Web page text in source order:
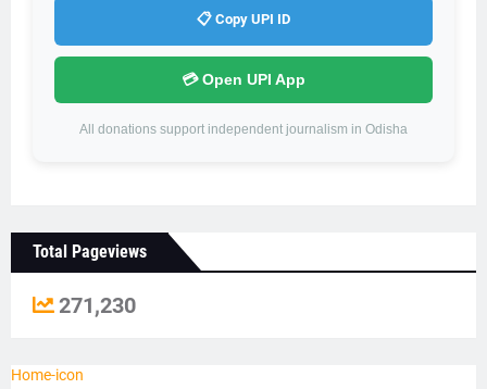
📋 Copy UPI ID
💳 Open UPI App
All donations support independent journalism in Odisha
Total Pageviews
271,230
Home-icon